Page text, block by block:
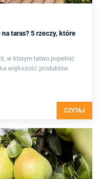
taras? 5 rzeczy, które
w którym łatwo popełnić
większość produktów
CZYTAJ